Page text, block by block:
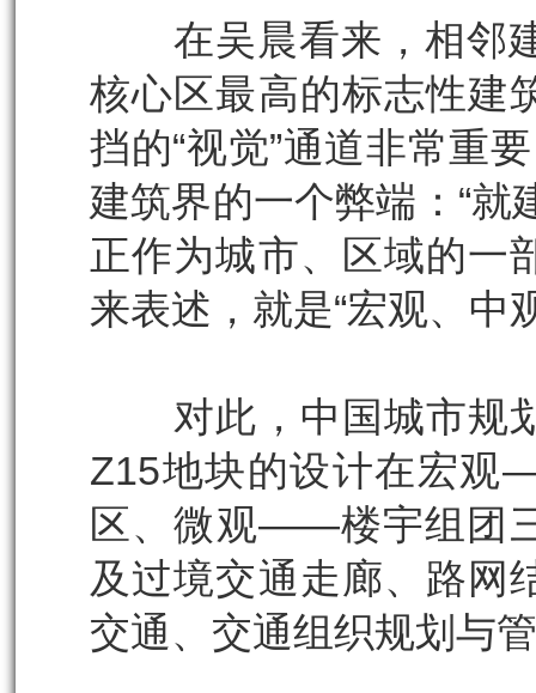
在吴晨看来，相邻建
核心区最高的标志性建
挡的“视觉”通道非常重
建筑界的一个弊端：“就
正作为城市、区域的一
来表述，就是“宏观、中
对此，中国城市规划
Z15地块的设计在宏
区、微观——楼宇组团
及过境交通走廊、路网
交通、交通组织规划与